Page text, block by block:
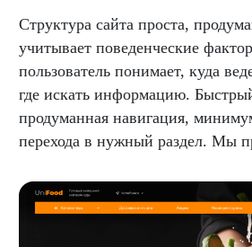
Структура сайта проста,
учитывает поведенческие
пользователь понимает, куда
где искать информацию.
продуманная навигация,
перехода в нужный раздел. Мы